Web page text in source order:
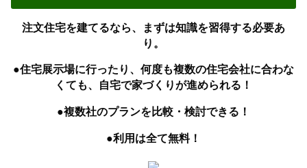
注文住宅を建てるなら、まずは知識を習得する必要あ
り。
●住宅展示場に行ったり、何度も複数の住宅会社に合わな
くても、自宅で家づくりが進められる！
●複数社のプランを比較・検討できる！
●利用は全て無料！